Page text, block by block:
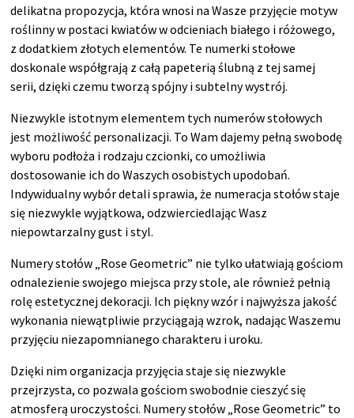
delikatna propozycja, która wnosi na Wasze przyjęcie motyw
roślinny w postaci kwiatów w odcieniach białego i różowego,
z dodatkiem złotych elementów. Te numerki stołowe
doskonale współgrają z całą papeterią ślubną z tej samej
serii, dzięki czemu tworzą spójny i subtelny wystrój.
Niezwykle istotnym elementem tych numerów stołowych
jest możliwość personalizacji. To Wam dajemy pełną swobodę
wyboru podłoża i rodzaju czcionki, co umożliwia
dostosowanie ich do Waszych osobistych upodobań.
Indywidualny wybór detali sprawia, że numeracja stołów staje
się niezwykle wyjątkowa, odzwierciedlając Wasz
niepowtarzalny gust i styl.
Numery stołów „Rose Geometric” nie tylko ułatwiają gościom
odnalezienie swojego miejsca przy stole, ale również pełnią
rolę estetycznej dekoracji. Ich piękny wzór i najwyższa jakość
wykonania niewątpliwie przyciągają wzrok, nadając Waszemu
przyjęciu niezapomnianego charakteru i uroku.
Dzięki nim organizacja przyjęcia staje się niezwykle
przejrzysta, co pozwala gościom swobodnie cieszyć się
atmosferą uroczystości. Numery stołów „Rose Geometric” to